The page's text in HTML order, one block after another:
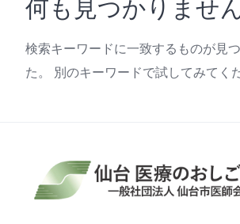
何も見つかりませ
検索キーワードに一致するものが見
た。 別のキーワードで試してみてく